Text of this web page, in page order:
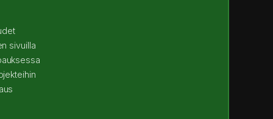
sivuilla